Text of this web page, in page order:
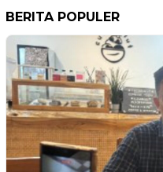
BERITA POPULER